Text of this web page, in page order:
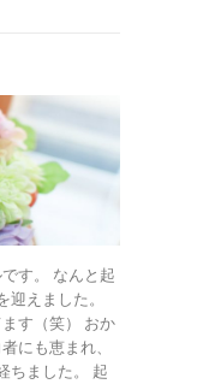
す。 なんと起
えました。
す（笑） おか
にも恵まれ、
ちました。 起